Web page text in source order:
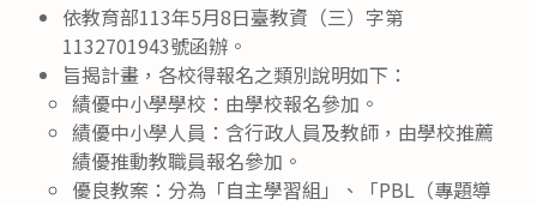
依教育部113年5月8日臺教資（三）字第
1132701943號函辦。
旨揭計畫，各校得報名之類別說明如下：
績優中小學學校：由學校報名參加。
績優中小學人員：含行政人員及教師，由學校推薦
績優推動教職員報名參加。
優良教案：分為「自主學習組」、「PBL（專題導